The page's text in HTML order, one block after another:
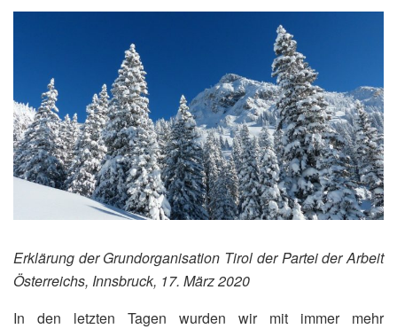
Erklärung der Grundorganisation Tirol der Partei der Arbeit
Österreichs, Innsbruck, 17. März 2020
In den letzten Tagen wurden wir mit immer mehr